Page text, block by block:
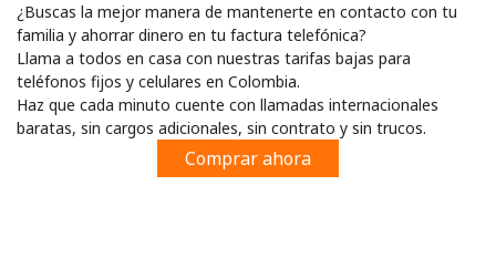
Regístrate con
o
¿Buscas la mejor manera de mantenerte en contacto con tu
familia y ahorrar dinero en tu factura telefónica?
Llama a todos en casa con nuestras tarifas bajas para
teléfonos fijos y celulares en Colombia.
Haz que cada minuto cuente con llamadas internacionales
baratas, sin cargos adicionales, sin contrato y sin trucos.
Comprar ahora